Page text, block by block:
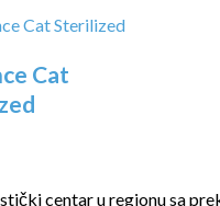
Cat
centar u regionu sa